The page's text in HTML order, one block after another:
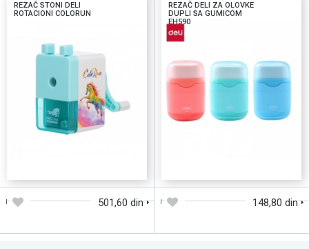
REZAČ STONI DELI
ROTACIONI COLORUN
501,60 din
REZAČ DELI ZA OLOVKE
DUPLI SA GUMICOM
EH590
148,80 din